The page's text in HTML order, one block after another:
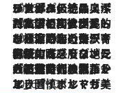
2026.8.8
リスボンの絶品スイーツ「パステル・デ・ナタ」とは？ポルトガル伝統の奥深い世界へ
2026.7.27
「私の祖国はポルトガル語です」国民的詩人フェルナンド・ペソアと、彼が愛した文学の街を歩く
2026.7.26
ポルトガル近海が育む極上の海の幸。キリリと冷えた白ワインと愉しむ、シーフード専門店の贅沢
2026.7.22
伝統の味をモダンに昇華。高感度な地元客が集う、リスボンの最旬ガストロノミー
2026.7.21
大航海時代の栄華から、震災、独裁、そして革命へ。ポルトガル・首都リスボンの石畳に刻まれた「歴史の光と影」
2026.7.13
エッセイ・ヤマザキマリ「慎ましくも美しき国 ポルトガル」